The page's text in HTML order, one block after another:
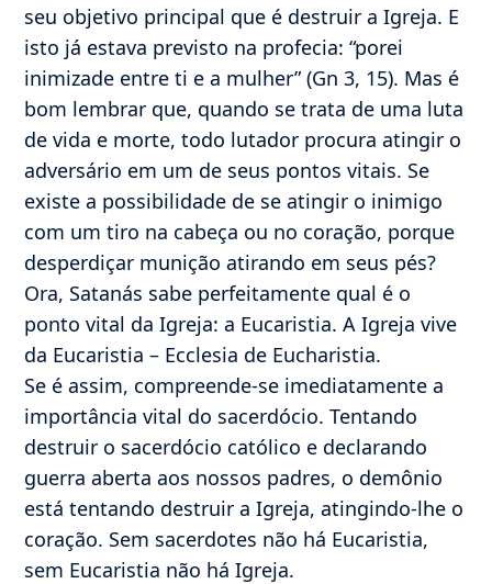
seu objetivo principal que é destruir a Igreja. E
isto já estava previsto na profecia: “porei
inimizade entre ti e a mulher” (Gn 3, 15). Mas é
bom lembrar que, quando se trata de uma luta
de vida e morte, todo lutador procura atingir o
adversário em um de seus pontos vitais. Se
existe a possibilidade de se atingir o inimigo
com um tiro na cabeça ou no coração, porque
desperdiçar munição atirando em seus pés?
Ora, Satanás sabe perfeitamente qual é o
ponto vital da Igreja: a Eucaristia. A Igreja vive
da Eucaristia – Ecclesia de Eucharistia.
Se é assim, compreende-se imediatamente a
importância vital do sacerdócio. Tentando
destruir o sacerdócio católico e declarando
guerra aberta aos nossos padres, o demônio
está tentando destruir a Igreja, atingindo-lhe o
coração. Sem sacerdotes não há Eucaristia,
sem Eucaristia não há Igreja.